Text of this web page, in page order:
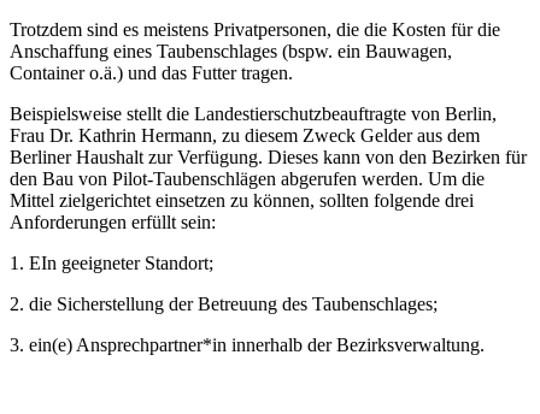
Trotzdem sind es meistens Privatpersonen, die die Kosten für die
Anschaffung eines Taubenschlages (bspw. ein Bauwagen,
Container o.ä.) und das Futter tragen.
Beispielsweise stellt die Landestierschutzbeauftragte von Berlin,
Frau Dr. Kathrin Hermann, zu diesem Zweck Gelder aus dem
Berliner Haushalt zur Verfügung. Dieses kann von den Bezirken für
den Bau von Pilot-Taubenschlägen abgerufen werden. Um die
Mittel zielgerichtet einsetzen zu können, sollten folgende drei
Anforderungen erfüllt sein:
1. EIn geeigneter Standort;
2. die Sicherstellung der Betreuung des Taubenschlages;
3. ein(e) Ansprechpartner*in innerhalb der Bezirksverwaltung.